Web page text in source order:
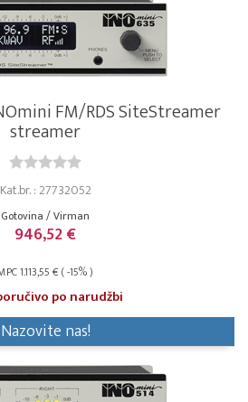
FM/RDS SiteStreamer
streamer
Kat.br. : 27732052
Gotovina / Virman
946,52 €
1.113,55 € ( -15% )
po narudžbi
Nazovite nas!